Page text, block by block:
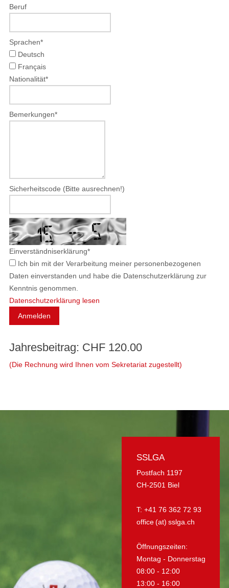
Beruf
Sprachen*
Deutsch
Français
Nationalität*
Bemerkungen*
Sicherheitscode (Bitte ausrechnen!)
Einverständniserklärung*
Ich bin mit der Verarbeitung meiner personenbezogenen
Daten einverstanden und habe die Datenschutzerklärung zur
Kenntnis genommen.
Datenschutzerklärung lesen
Jahresbeitrag: CHF 120.00
(Die Rechnung wird Ihnen vom Sekretariat zugestellt)
SSLGA
Postfach 1197
CH-2501 Biel
T: +41 76 362 72 93
office (at) sslga.ch
Öffnungszeiten:
Montag - Donnerstag
08:00 - 12:00
13:00 - 16:00